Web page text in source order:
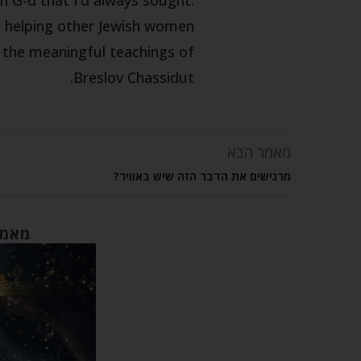
other Jewish women
meaningful teachings of
Breslov Chassidut.
מאמר הבא
מרגישים את הדבר הזה שיש באוויר?